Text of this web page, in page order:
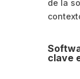
de la
clave